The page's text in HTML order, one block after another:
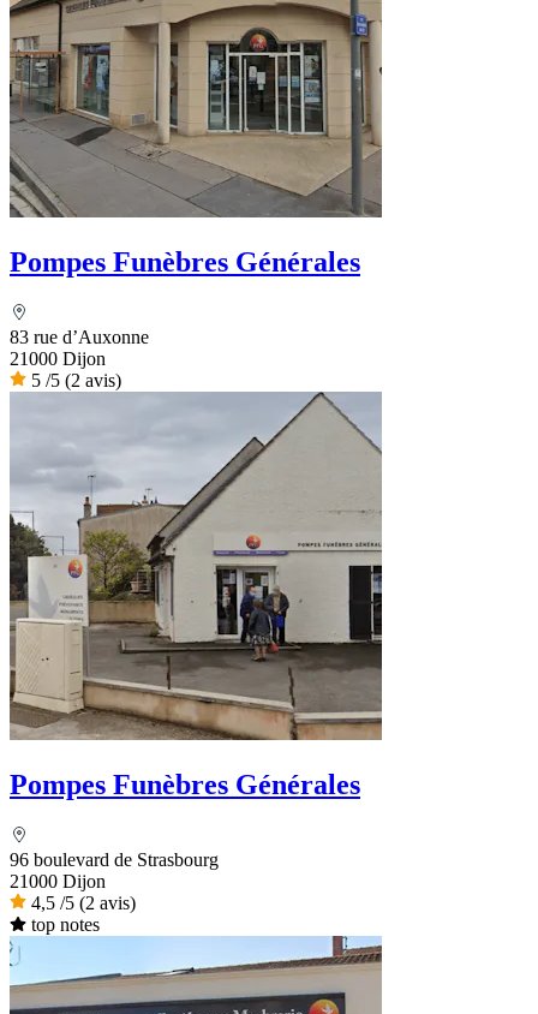
Pompes Funèbres Générales
83 rue d’Auxonne
21000 Dijon
5 /5 (2 avis)
Pompes Funèbres Générales
96 boulevard de Strasbourg
21000 Dijon
4,5 /5 (2 avis)
top notes